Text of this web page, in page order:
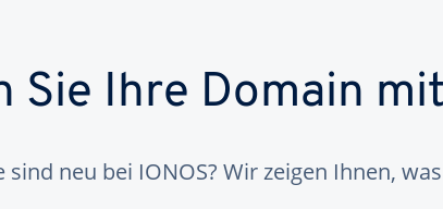
Sie Ihre Domain
sind neu bei IONOS? Wir zeigen Ihnen,